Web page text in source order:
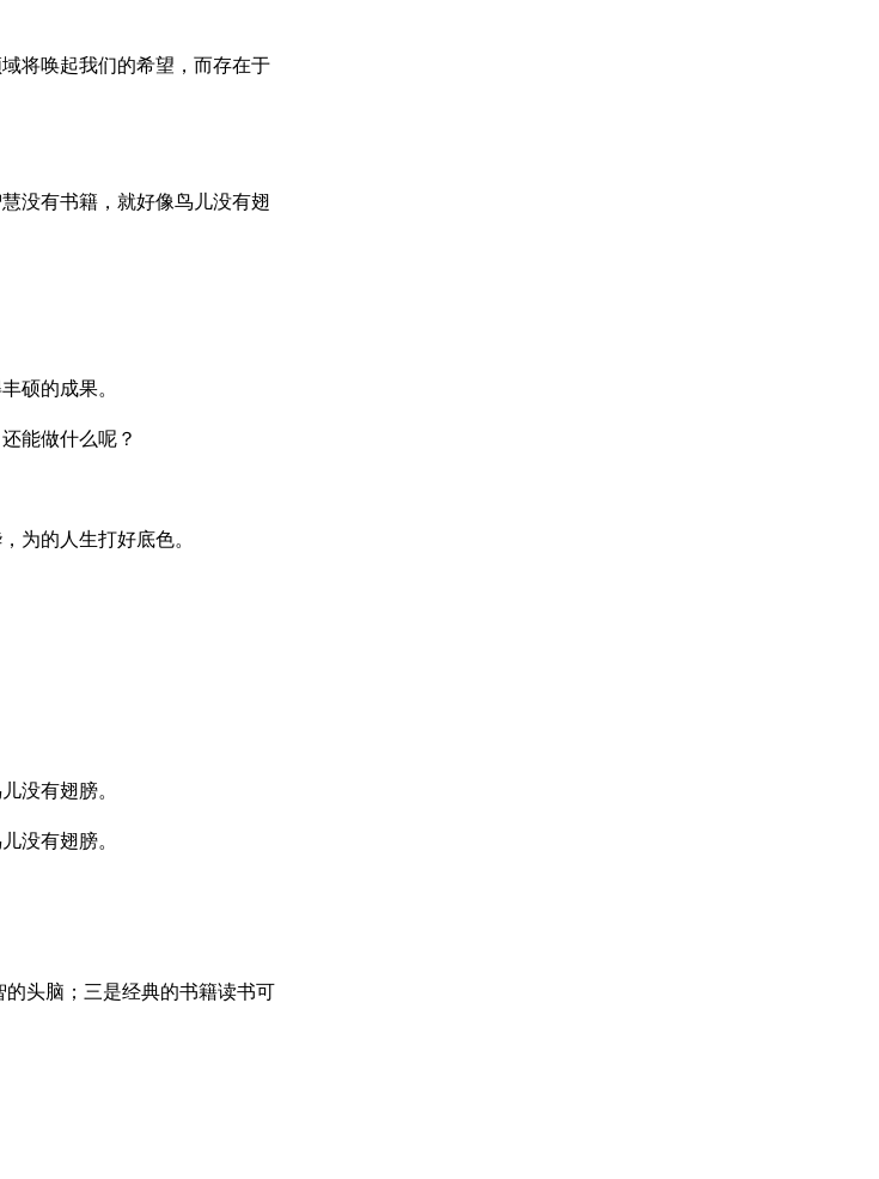
将唤起我们的希望，而存在于
没有书籍，就好像鸟儿没有翅
硕的成果。
能做什么呢？
为的人生打好底色。
没有翅膀。
没有翅膀。
头脑；三是经典的书籍读书可